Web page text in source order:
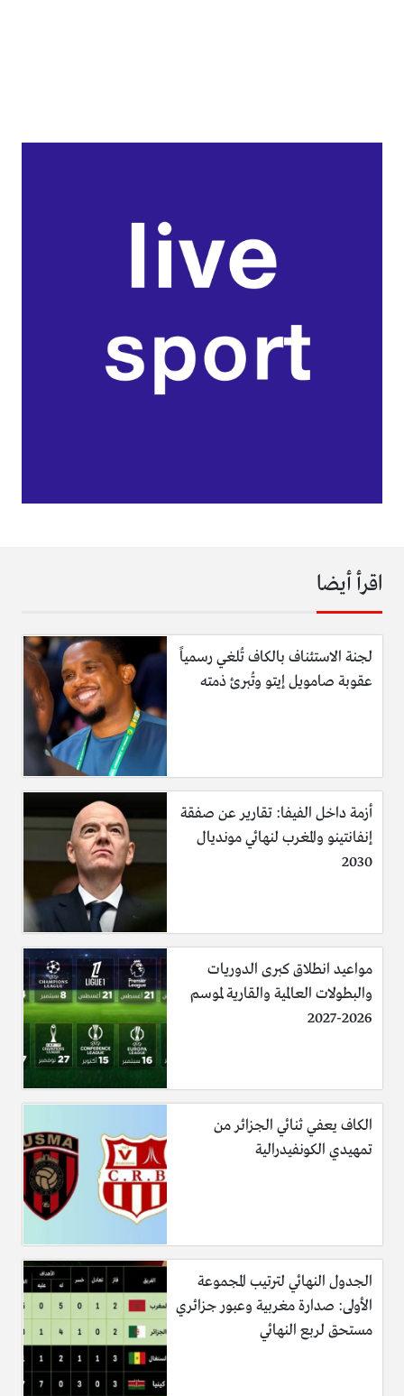
اقرأ أيضا
لجنة الاستئناف بالكاف تُلغي رسمياً
عقوبة صامويل إيتو وتُبرئ ذمته
أزمة داخل الفيفا: تقارير عن صفقة
إنفانتينو والمغرب لنهائي مونديال
2030
مواعيد انطلاق كبرى الدوريات
والبطولات العالمية والقارية لموسم
2026-2027
الكاف يعفي ثنائي الجزائر من
تمهيدي الكونفيدرالية
الجدول النهائي لترتيب المجموعة
الأولى: صدارة مغربية وعبور جزائري
مستحق لربع النهائي